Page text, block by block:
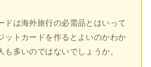
ドは海外旅行の必需品とはいって
ットカードを作るとよいのかわか
も多いのではないでしょうか。